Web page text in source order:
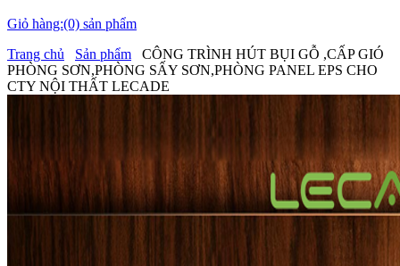
Giỏ hàng:(0) sản phẩm
Trang chủ
Sản phẩm
CÔNG TRÌNH HÚT BỤI GỖ ,CẤP GIÓ
PHÒNG SƠN,PHÒNG SẤY SƠN,PHÒNG PANEL EPS CHO
CTY NỘI THẤT LECADE